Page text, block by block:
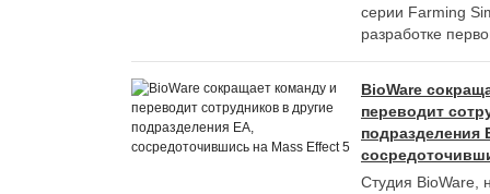
серии Farming
разработке
BioWare
переводит
подразделения
Студия BioWare,